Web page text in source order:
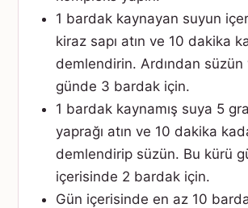
1 bardak kaynayan suyun
kiraz sapı atın ve 10 dakika
demlendirin. Ardından süzün
günde 3 bardak için.
1 bardak kaynamış suya 5
yaprağı atın ve 10 dakika
demlendirip süzün. Bu kürü
içerisinde 2 bardak için.
Gün içerisinde en az 10